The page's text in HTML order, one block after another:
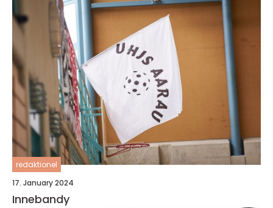
redaktionel
17. January 2024
Innebandy